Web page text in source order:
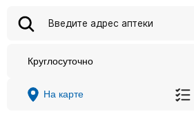
Круглосуточно
На карте